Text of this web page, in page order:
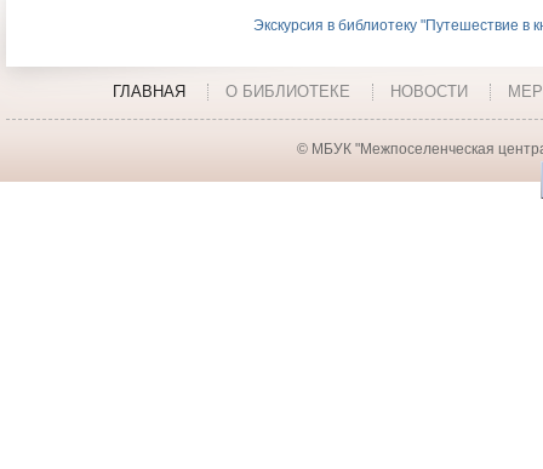
Экскурсия в библиотеку "Путешествие в
ГЛАВНАЯ О БИБЛИОТЕКЕ НОВОСТИ
© МБУК "Межпоселенческая